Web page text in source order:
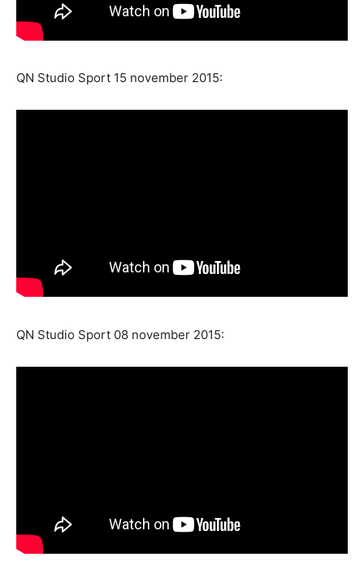
QN Studio Sport 15 november 2015:
QN Studio Sport 08 november 2015: